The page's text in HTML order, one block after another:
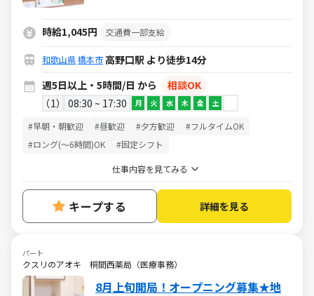
時給1,045円 交通費一部支給
和歌山県橋本市 高野口駅 より徒歩14分
週5日以上・5時間/日 から
相談OK
1
08:30 ~ 17:30 月 火 水 木 金 土
#早朝・朝歓迎 #昼歓迎 #夕方歓迎
#フルタイムOK
#ロング(～6時間)OK
#固定シフト
仕事内容を見てみる
キープする 詳細を見る
パート
クスリのアオキ 桐間西薬局（医療事務）
8月上旬開局！オープニング募集★地